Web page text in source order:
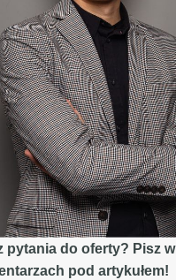
pytania do oferty? Pisz w
pod artykułem!